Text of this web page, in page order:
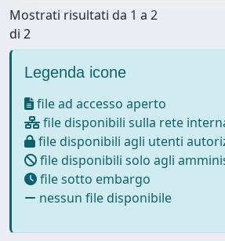
Mostrati risultati da 1 a 2
di 2
Legenda icone
file ad accesso aperto
file disponibili sulla rete
file disponibili agli utenti
file disponibili solo agli
file sotto embargo
nessun file disponibile